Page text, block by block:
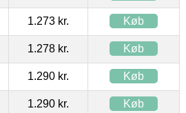
1.273 kr. Køb
1.278 kr. Køb
1.290 kr. Køb
1.290 kr. Køb